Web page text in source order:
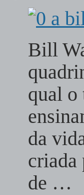
Bill
qual o
da
criada
de …